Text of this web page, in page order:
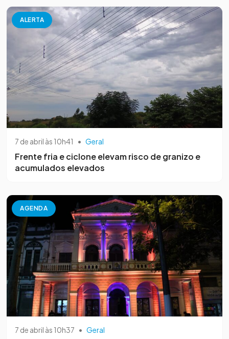
ALERTA
7 de abril às 10h41 • Geral
Frente fria e ciclone elevam risco de granizo e
acumulados elevados
AGENDA
7 de abril às 10h37 • Geral